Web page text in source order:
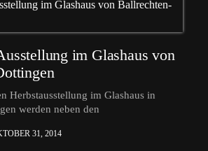
im Glashaus von
Herbstausstellung im Glashaus in
werden neben den
31, 2014